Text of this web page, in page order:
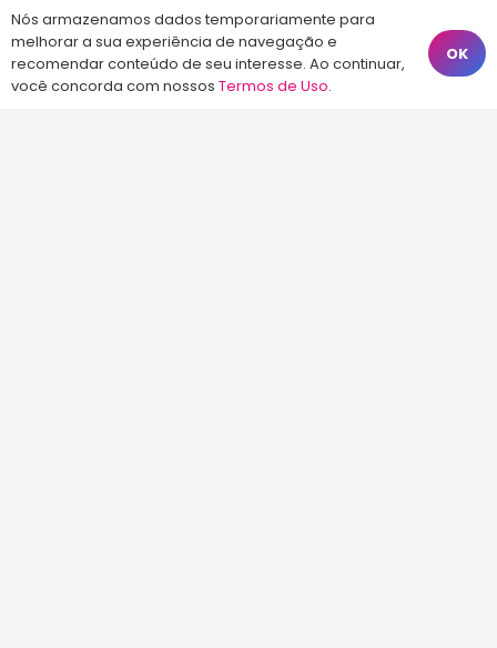
Fale Conosco
Nós armazenamos dados temporariamente para
melhorar a sua experiência de navegação e
recomendar conteúdo de seu interesse. Ao continuar,
você concorda com nossos Termos de Uso.
OK